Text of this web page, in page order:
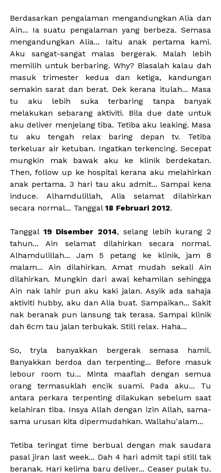
Berdasarkan pengalaman mengandungkan Alia dan
Ain... Ia suatu pengalaman yang berbeza. Semasa
mengandungkan Alia... Iaitu anak pertama kami.
Aku sangat-sangat malas bergerak. Malah lebih
memilih untuk berbaring. Why? Biasalah kalau dah
masuk trimester kedua dan ketiga, kandungan
semakin sarat dan berat. Dek kerana itulah... Masa
tu aku lebih suka terbaring tanpa banyak
melakukan sebarang aktiviti. Bila due date untuk
aku deliver menjelang tiba. Tetiba aku leaking. Masa
tu aku tengah relax baring depan tv. Tetiba
terkeluar air ketuban. Ingatkan terkencing. Secepat
mungkin mak bawak aku ke klinik berdekatan.
Then, follow up ke hospital kerana aku melahirkan
anak pertama. 3 hari tau aku admit... Sampai kena
induce. Alhamdulillah, Alia selamat dilahirkan
secara normal... Tanggal 18 Februari 2012.
Tanggal 19 Disember 2014, selang lebih kurang 2
tahun... Ain selamat dilahirkan secara normal.
Alhamdulillah... Jam 5 petang ke klinik, jam 8
malam... Ain dilahirkan. Amat mudah sekali Ain
dilahirkan. Mungkin dari awal kehamilan sehingga
Ain nak lahir pun aku kaki jalan. Asyik ada sahaja
aktiviti hubby, aku dan Alia buat. Sampaikan... Sakit
nak beranak pun lansung tak terasa. Sampai klinik
dah 6cm tau jalan terbukak. Still relax. Haha...
So, tryla banyakkan bergerak semasa hamil.
Banyakkan berdoa dan terpenting... Before masuk
lebour room tu... Minta maaflah dengan semua
orang termasuklah encik suami. Pada aku... Tu
antara perkara terpenting dilakukan sebelum saat
kelahiran tiba. Insya Allah dengan izin Allah, sama-
sama urusan kita dipermudahkan. Wallahu'alam...
Tetiba teringat time berbual dengan mak saudara
pasal jiran last week... Dah 4 hari admit tapi still tak
beranak. Hari kelima baru deliver... Ceaser pulak tu.